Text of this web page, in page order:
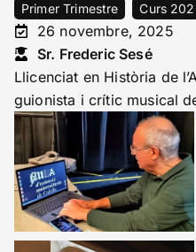
Primer Trimestre Curs
26 novembre, 2025
Sr. Frederic Sesé
Llicenciat en Història de
guionista i crític musical